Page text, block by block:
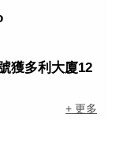
獲多利大廈12
+ 更多